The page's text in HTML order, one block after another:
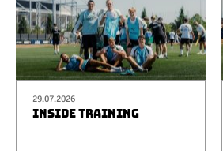
29.07.2026
INSIDE TRAINING